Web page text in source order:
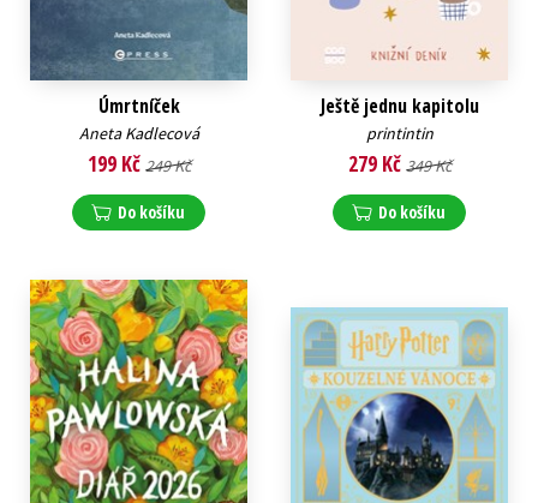
Úmrtníček
Aneta Kadlecová
199 Kč 249 Kč
Do košíku
Ještě jednu kapitolu
printintin
279 Kč 349 Kč
Do košíku